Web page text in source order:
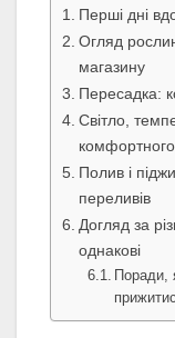
Перші дні
Огляд
магазину
Пересадка:
Світло,
Полив і
переливів
Догляд за
однакові
Поради,